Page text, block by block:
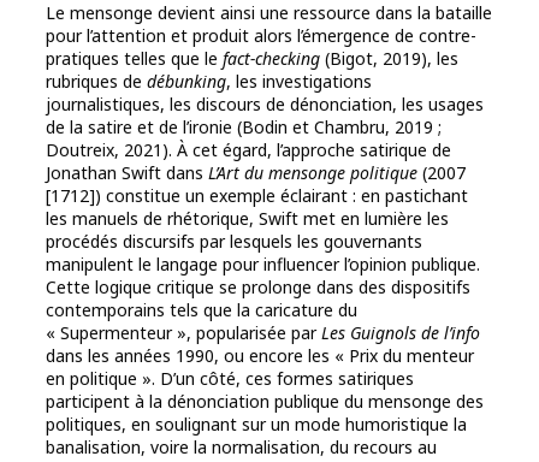
Le mensonge devient ainsi une ressource dans la bataille
pour l’attention et produit alors l’émergence de contre-
pratiques telles que le fact-checking (Bigot, 2019), les
rubriques de débunking, les investigations
journalistiques, les discours de dénonciation, les usages
de la satire et de l’ironie (Bodin et Chambru, 2019 ;
Doutreix, 2021). À cet égard, l’approche satirique de
Jonathan Swift dans L’Art du mensonge politique (2007
[1712]) constitue un exemple éclairant : en pastichant
les manuels de rhétorique, Swift met en lumière les
procédés discursifs par lesquels les gouvernants
manipulent le langage pour influencer l’opinion publique.
Cette logique critique se prolonge dans des dispositifs
contemporains tels que la caricature du
« Supermenteur », popularisée parLes Guignols de l’info
dans les années 1990, ou encore les « Prix du menteur
en politique ». D’un côté, ces formes satiriques
participent à la dénonciation publique du mensonge des
politiques, en soulignant sur un mode humoristique la
banalisation, voire la normalisation, du recours au